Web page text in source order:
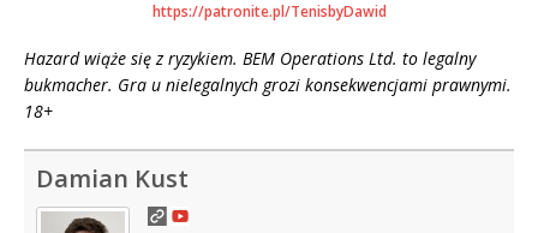
https://patronite.pl/TenisbyDawid
Hazard wiąże się z ryzykiem. BEM Operations Ltd. to legalny
bukmacher. Gra u nielegalnych grozi konsekwencjami prawnymi.
18+
Damian Kust